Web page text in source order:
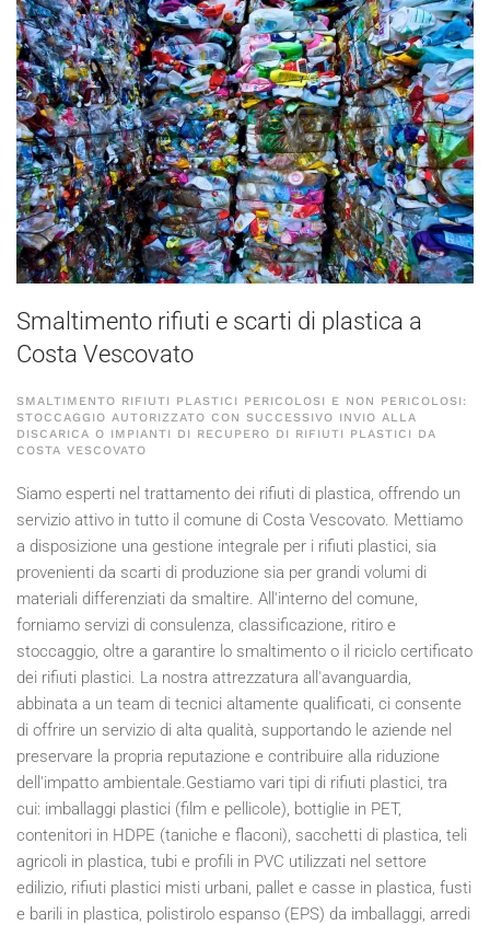
Smaltimento rifiuti e scarti di plastica a
Costa Vescovato
SMALTIMENTO RIFIUTI PLASTICI PERICOLOSI E NON PERICOLOSI:
STOCCAGGIO AUTORIZZATO CON SUCCESSIVO INVIO ALLA
DISCARICA O IMPIANTI DI RECUPERO DI RIFIUTI PLASTICI DA
COSTA VESCOVATO
Siamo esperti nel trattamento dei rifiuti di plastica, offrendo un
servizio attivo in tutto il comune di Costa Vescovato. Mettiamo
a disposizione una gestione integrale per i rifiuti plastici, sia
provenienti da scarti di produzione sia per grandi volumi di
materiali differenziati da smaltire. All'interno del comune,
forniamo servizi di consulenza, classificazione, ritiro e
stoccaggio, oltre a garantire lo smaltimento o il riciclo certificato
dei rifiuti plastici. La nostra attrezzatura all'avanguardia,
abbinata a un team di tecnici altamente qualificati, ci consente
di offrire un servizio di alta qualità, supportando le aziende nel
preservare la propria reputazione e contribuire alla riduzione
dell'impatto ambientale.Gestiamo vari tipi di rifiuti plastici, tra
cui: imballaggi plastici (film e pellicole), bottiglie in PET,
contenitori in HDPE (taniche e flaconi), sacchetti di plastica, teli
agricoli in plastica, tubi e profili in PVC utilizzati nel settore
edilizio, rifiuti plastici misti urbani, pallet e casse in plastica, fusti
e barili in plastica, polistirolo espanso (EPS) da imballaggi, arredi